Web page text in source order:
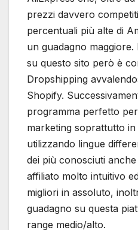
prezzi davvero
percentuali più alte di
un guadagno
su questo sito però è
Dropshipping
Shopify.
programma perfetto
marketing soprattutto
utilizzando lingue
dei più conosciuti
affiliato molto intuitivo
migliori in assoluto,
guadagno su questa
range medio/alto.